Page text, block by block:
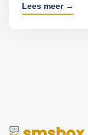
Lees meer →